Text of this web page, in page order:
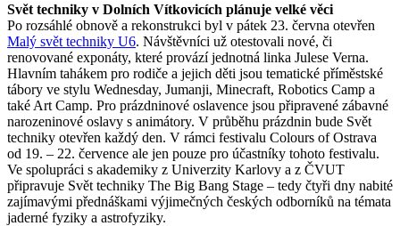
Svět techniky v Dolních Vítkovicích plánuje velké věci
Po rozsáhlé obnově a rekonstrukci byl v pátek 23. června otevřen
Malý svět techniky U6. Návštěvníci už otestovali nové, či
renovované exponáty, které provází jednotná linka Julese Verna.
Hlavním tahákem pro rodiče a jejich děti jsou tematické příměstské
tábory ve stylu Wednesday, Jumanji, Minecraft, Robotics Camp a
také Art Camp. Pro prázdninové oslavence jsou připravené zábavné
narozeninové oslavy s animátory. V průběhu prázdnin bude Svět
techniky otevřen každý den. V rámci festivalu Colours of Ostrava
od 19. – 22. července ale jen pouze pro účastníky tohoto festivalu.
Ve spolupráci s akademiky z Univerzity Karlovy a z ČVUT
připravuje Svět techniky The Big Bang Stage – tedy čtyři dny nabité
zajímavými přednáškami výjimečných českých odborníků na témata
jaderné fyziky a astrofyziky.